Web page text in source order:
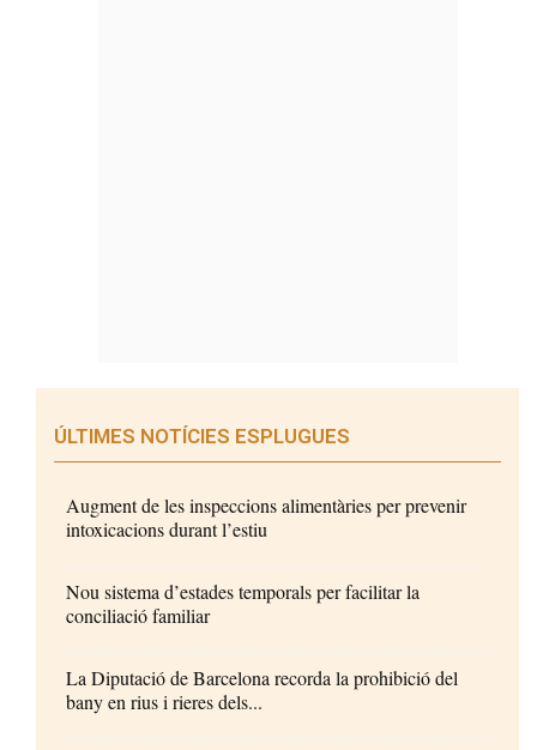
ÚLTIMES NOTÍCIES ESPLUGUES
Augment de les inspeccions alimentàries per prevenir
intoxicacions durant l’estiu
Nou sistema d’estades temporals per facilitar la
conciliació familiar
La Diputació de Barcelona recorda la prohibició del
bany en rius i rieres dels...